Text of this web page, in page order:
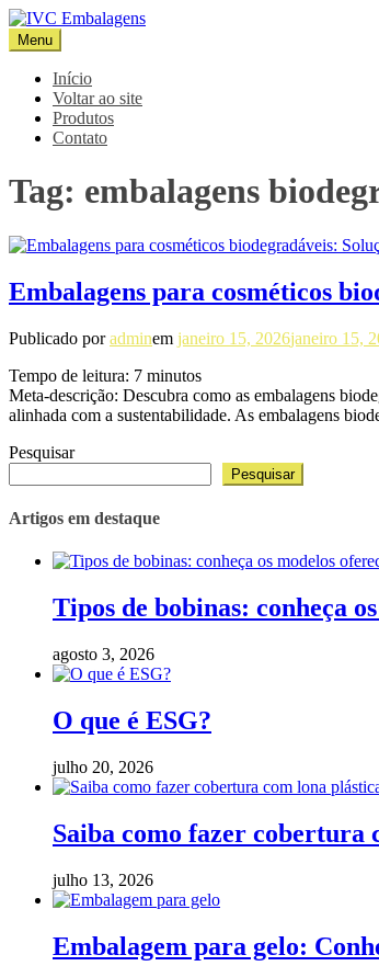
Pular
para
o
conteúdo
IVC Embalagens
Blog IVC
Menu
Início
Voltar ao site
Produtos
Contato
Tag: embalagens
Embalagens para cosméticos
Publicado poradminem janeiro 15, 2026janeiro 15,
Tempo de leitura: 7 minutos
Meta-descrição: Descubra como as embalagens
alinhada com a sustentabilidade. As embalagens
Pesquisar
Pesquisar
Artigos em destaque
Tipos de bobinas: conheça
agosto 3, 2026
O que é ESG?
julho 20, 2026
Saiba como fazer cobertura
julho 13, 2026
Embalagem para gelo: